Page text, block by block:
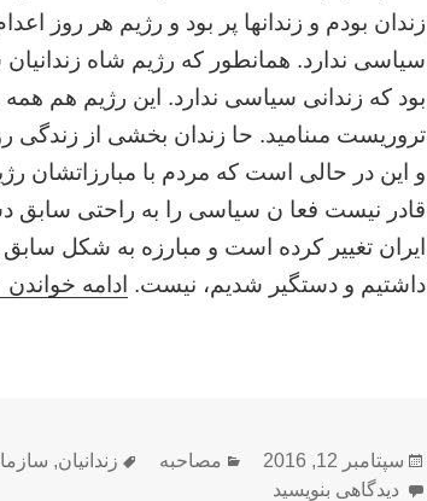
زندان بودم و زندانها پر بود و رژيم هر روز
سياسى ندارد. همانطور که رژيم شاه
بود که زندانى سياسى ندارد. اين رژيم هم
تروريست مىناميد. حا زندان بخشى از
و اين در حالى است که مردم با مبارزاتشان
قادر نيست فعا ن سياسى را به راحتى سابق
ايران تغيير کرده است و مبارزه به شکل
داشتيم و دستگير شديم، نيست. ادامه خواندن
ارسال
شده
سپتامبر 12, 2016 دسته‌ها
مصاحبه برچسب‌ها
زندانیان,
برای جنبش سرنگونى و زندانيان سياسى: مصاحبه با
دیدگاهی بنویسید